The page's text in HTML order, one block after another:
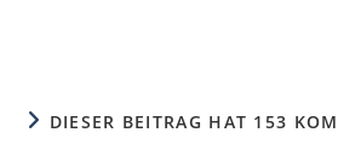
DIESER BEITRAG HAT 153